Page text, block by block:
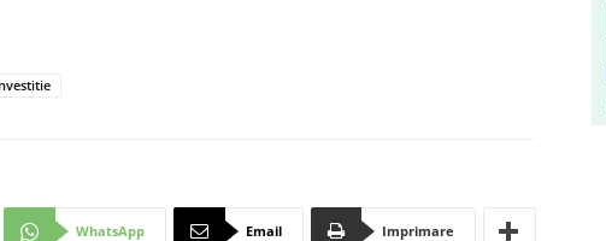
WhatsApp Email Imprimare